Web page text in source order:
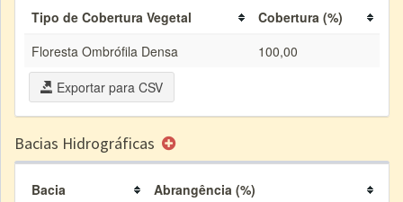
Tipo de Cobertura Vegetal
Cobertura (%)
Floresta Ombrófila Densa
100,00
Exportar para CSV
Bacias Hidrográficas
Bacia
Abrangência (%)